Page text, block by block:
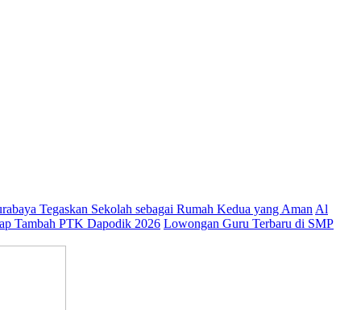
Tegaskan Sekolah sebagai Rumah Kedua yang Aman Al
Tambah PTK Dapodik 2026 Lowongan Guru Terbaru di SMP